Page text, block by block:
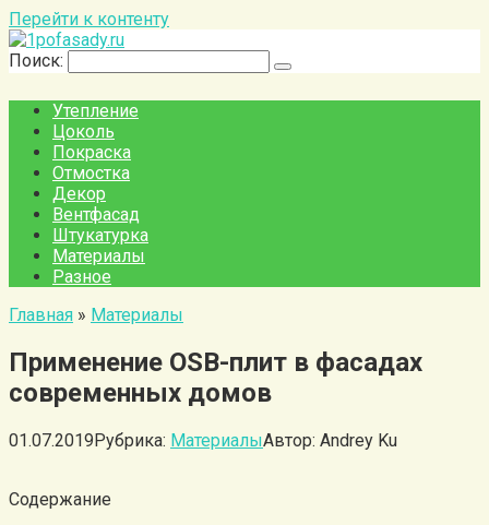
Перейти к контенту
Поиск:
Утепление
Цоколь
Покраска
Отмостка
Декор
Вентфасад
Штукатурка
Материалы
Разное
Главная » Материалы
Применение OSB-плит в фасадах
современных домов
01.07.2019Рубрика: МатериалыАвтор: Andrey Ku
Содержание